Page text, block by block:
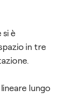
è
in tre
lungo